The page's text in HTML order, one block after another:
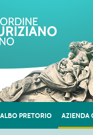
ALBO PRETORIO AZIENDA